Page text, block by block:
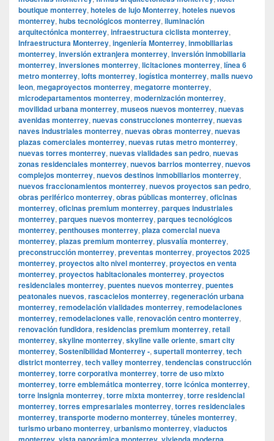
boutique monterrey, hoteles de lujo Monterrey, hoteles nuevos
monterrey, hubs tecnológicos monterrey, iluminación
arquitectónica monterrey, infraestructura ciclista monterrey,
Infraestructura Monterrey, ingeniería Monterrey, inmobiliarias
monterrey, inversión extranjera monterrey, inversión inmobiliaria
monterrey, inversiones monterrey, licitaciones monterrey, línea 6
metro monterrey, lofts monterrey, logística monterrey, malls nuevo
leon, megaproyectos monterrey, megatorre monterrey,
microdepartamentos monterrey, modernización monterrey,
movilidad urbana monterrey, museos nuevos monterrey, nuevas
avenidas monterrey, nuevas construcciones monterrey, nuevas
naves industriales monterrey, nuevas obras monterrey, nuevas
plazas comerciales monterrey, nuevas rutas metro monterrey,
nuevas torres monterrey, nuevas vialidades san pedro, nuevas
zonas residenciales monterrey, nuevos barrios monterrey, nuevos
complejos monterrey, nuevos destinos inmobiliarios monterrey,
nuevos fraccionamientos monterrey, nuevos proyectos san pedro,
obras periférico monterrey, obras públicas monterrey, oficinas
monterrey, oficinas premium monterrey, parques industriales
monterrey, parques nuevos monterrey, parques tecnológicos
monterrey, penthouses monterrey, plaza comercial nueva
monterrey, plazas premium monterrey, plusvalía monterrey,
preconstrucción monterrey, preventas monterrey, proyectos 2025
monterrey, proyectos alto nivel monterrey, proyectos en venta
monterrey, proyectos habitacionales monterrey, proyectos
residenciales monterrey, puentes nuevos monterrey, puentes
peatonales nuevos, rascacielos monterrey, regeneración urbana
monterrey, remodelación vialidades monterrey, remodelaciones
monterrey, remodelaciones valle, renovación centro monterrey,
renovación fundidora, residencias premium monterrey, retail
monterrey, skyline monterrey, skyline valle oriente, smart city
monterrey, Sostenibilidad Monterrey -, supertall monterrey, tech
district monterrey, tech valley monterrey, tendencias construcción
monterrey, torre corporativa monterrey, torre de uso mixto
monterrey, torre emblemática monterrey, torre icónica monterrey,
torre insignia monterrey, torre mixta monterrey, torre residencial
monterrey, torres empresariales monterrey, torres residenciales
monterrey, transporte moderno monterrey, túneles monterrey,
turismo urbano monterrey, urbanismo monterrey, viaductos
, ,